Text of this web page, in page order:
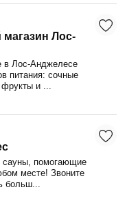
Лос-
в Лос-Анджелесе
питания: сочные
фрукты и ...
помогающие
месте! Звоните
больш...